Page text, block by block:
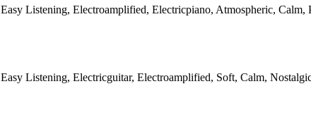
Easy Listening, Electroamplified, Electricpiano, Atmospheric, Calm,
Easy Listening, Electricguitar, Electroamplified, Soft, Calm,